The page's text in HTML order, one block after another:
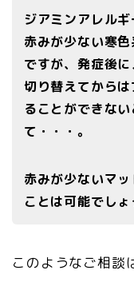
ジアミンアレル
赤みが少ない寒
ですが、発症後
切り替えてから
ることができな
て・・・。
赤みが少ないマ
ことは可能でしょ
このようなご相談